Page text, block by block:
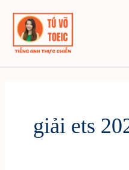
content
giải ets